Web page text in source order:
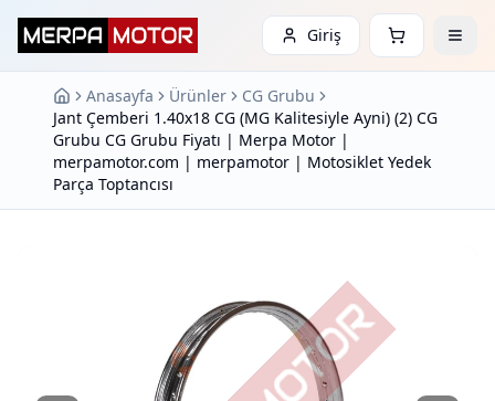
Giriş
Anasayfa Ürünler
CG Grubu
Jant Çemberi 1.40x18 CG (MG Kalitesiyle Ayni) (2) CG
Grubu CG Grubu Fiyatı | Merpa Motor |
merpamotor.com | merpamotor | Motosiklet Yedek
Parça Toptancısı